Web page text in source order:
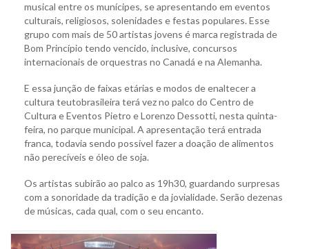
musical entre os munícipes, se apresentando em eventos
culturais, religiosos, solenidades e festas populares. Esse
grupo com mais de 50 artistas jovens é marca registrada de
Bom Princípio tendo vencido, inclusive, concursos
internacionais de orquestras no Canadá e na Alemanha.
E essa junção de faixas etárias e modos de enaltecer a
cultura teutobrasileira terá vez no palco do Centro de
Cultura e Eventos Pietro e Lorenzo Dessotti, nesta quinta-
feira, no parque municipal. A apresentação terá entrada
franca, todavia sendo possível fazer a doação de alimentos
não perecíveis e óleo de soja.
Os artistas subirão ao palco as 19h30, guardando surpresas
com a sonoridade da tradição e da jovialidade. Serão dezenas
de músicas, cada qual, com o seu encanto.